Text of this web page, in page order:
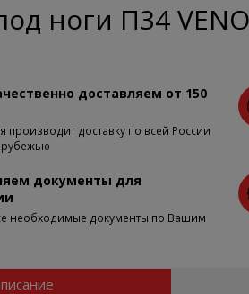
ноги П34
доставляем от 150
производит доставку по всей России
документы для
необходимые документы по Вашим